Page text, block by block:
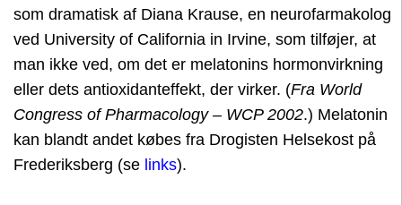
som dramatisk af Diana Krause, en neurofarmakolog
ved University of California in Irvine, som tilføjer, at
man ikke ved, om det er melatonins hormonvirkning
eller dets antioxidanteffekt, der virker. (Fra World
Congress of Pharmacology – WCP 2002.) Melatonin
kan blandt andet købes fra Drogisten Helsekost på
Frederiksberg (se links).